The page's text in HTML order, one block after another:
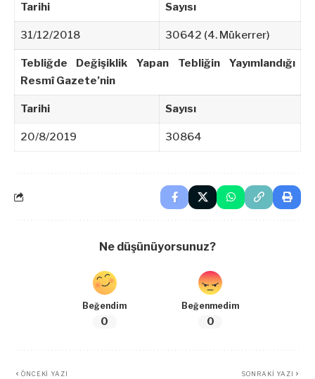
Tarihi Sayısı
31/12/2018 30642 (4. Mükerrer)
Tebliğde Değişiklik Yapan Tebliğin Yayımlandığı
Resmî Gazete’nin
Tarihi Sayısı
20/8/2019 30864
Ne düşünüyorsunuz?
Beğendim
0
Beğenmedim
0
ÖNCEKI YAZI SONRAKI YAZI